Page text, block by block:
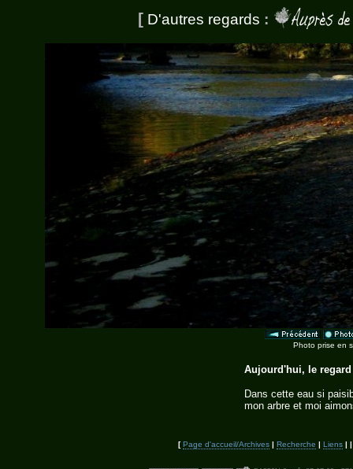
[D'autres regards :
Photo prise en
Aujourd'hui, le
Dans cette eau si
mon arbre et moi
[Page d'accueil/Archives| Recherche | Liens|